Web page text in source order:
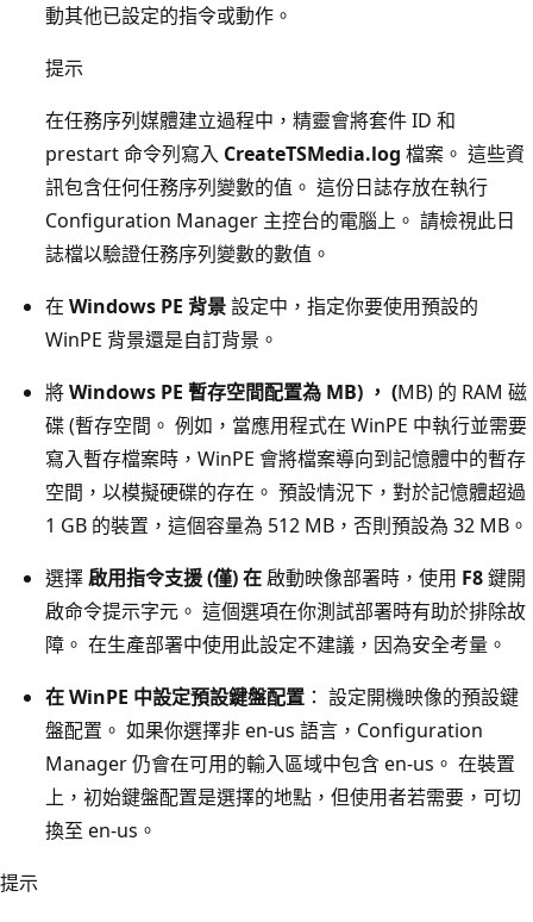
動其他已設定的指令或動作。
提示
在任務序列媒體建立過程中，精靈會將套件 ID 和
prestart 命令列寫入 CreateTSMedia.log 檔案。 這些資
訊包含任何任務序列變數的值。 這份日誌存放在執行
Configuration Manager 主控台的電腦上。 請檢視此日
誌檔以驗證任務序列變數的數值。
在 Windows PE 背景設定中，指定你要使用預設的
WinPE 背景還是自訂背景。
將Windows PE 暫存空間配置為 MB) ， (MB) 的 RAM 磁
碟 (暫存空間。 例如，當應用程式在 WinPE 中執行並需要
寫入暫存檔案時，WinPE 會將檔案導向到記憶體中的暫存
空間，以模擬硬碟的存在。 預設情況下，對於記憶體超過
1 GB 的裝置，這個容量為 512 MB，否則預設為 32 MB。
選擇啟用指令支援 (僅) 在啟動映像部署時，使用 F8鍵開
啟命令提示字元。 這個選項在你測試部署時有助於排除故
障。 在生產部署中使用此設定不建議，因為安全考量。
在 WinPE 中設定預設鍵盤配置 ： 設定開機映像的預設鍵
盤配置。 如果你選擇非 en-us 語言，Configuration
Manager 仍會在可用的輸入區域中包含 en-us。 在裝置
上，初始鍵盤配置是選擇的地點，但使用者若需要，可切
換至 en-us。
提示